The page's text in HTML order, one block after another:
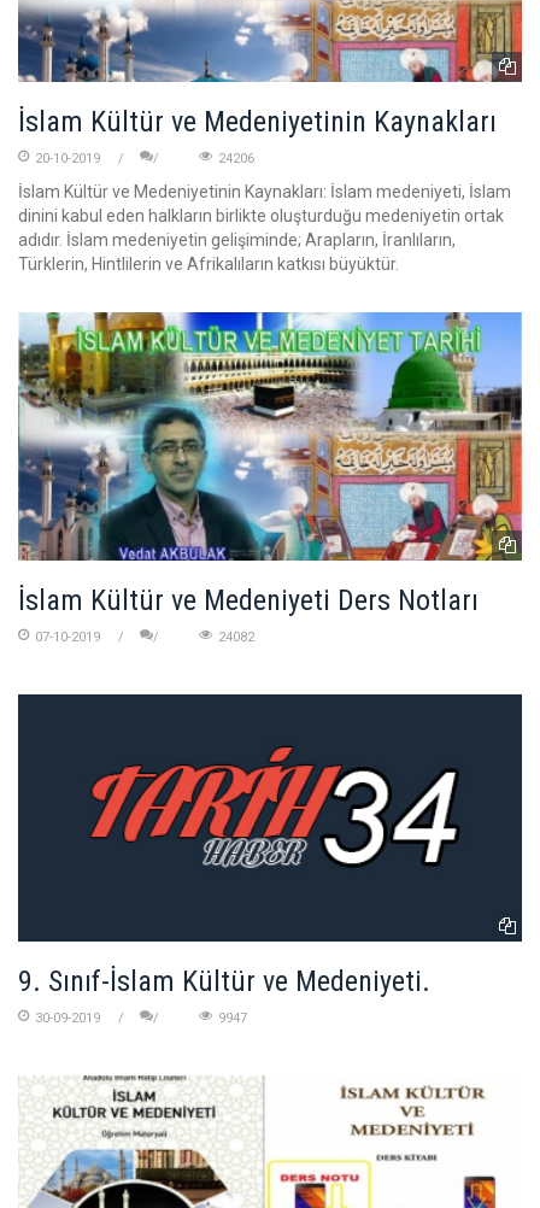
İslam Kültür ve Medeniyetinin Kaynakları
20-10-2019 24206
İslam Kültür ve Medeniyetinin Kaynakları: İslam medeniyeti, İslam
dinini kabul eden halkların birlikte oluşturduğu medeniyetin ortak
adıdır. İslam medeniyetin gelişiminde; Arapların, İranlıların,
Türklerin, Hintlilerin ve Afrikalıların katkısı büyüktür.
İslam Kültür ve Medeniyeti Ders Notları
07-10-2019 24082
9. Sınıf-İslam Kültür ve Medeniyeti.
30-09-2019 9947